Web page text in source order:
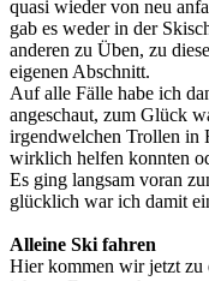
quasi wieder von neu
gab es weder in der
anderen zu Üben, zu
eigenen Abschnitt.
Auf alle Fälle habe ich
angeschaut, zum Glück
irgendwelchen Trollen in
wirklich helfen konnten
Es ging langsam voran
glücklich war ich damit
Alleine Ski fahren
Hier kommen wir jetzt zu